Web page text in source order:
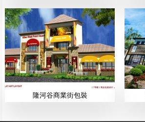
隆河谷商業街包裝